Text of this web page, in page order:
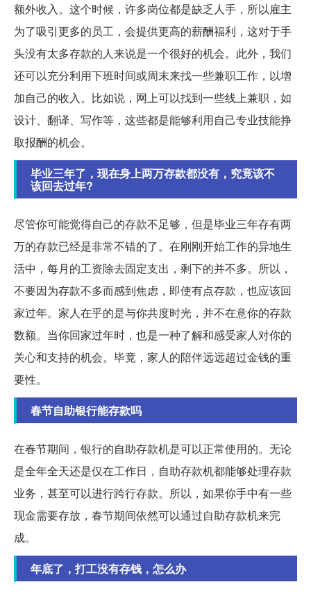
额外收入。这个时候，许多岗位都是缺乏人手，所以雇主
为了吸引更多的员工，会提供更高的薪酬福利，这对于手
头没有太多存款的人来说是一个很好的机会。此外，我们
还可以充分利用下班时间或周末来找一些兼职工作，以增
加自己的收入。比如说，网上可以找到一些线上兼职，如
设计、翻译、写作等，这些都是能够利用自己专业技能挣
取报酬的机会。
毕业三年了，现在身上两万存款都没有，究竟该不
该回去过年?
尽管你可能觉得自己的存款不足够，但是毕业三年存有两
万的存款已经是非常不错的了。在刚刚开始工作的异地生
活中，每月的工资除去固定支出，剩下的并不多。所以，
不要因为存款不多而感到焦虑，即使有点存款，也应该回
家过年。家人在乎的是与你共度时光，并不在意你的存款
数额。当你回家过年时，也是一种了解和感受家人对你的
关心和支持的机会。毕竟，家人的陪伴远远超过金钱的重
要性。
春节自助银行能存款吗
在春节期间，银行的自助存款机是可以正常使用的。无论
是全年全天还是仅在工作日，自助存款机都能够处理存款
业务，甚至可以进行跨行存款。所以，如果你手中有一些
现金需要存放，春节期间依然可以通过自助存款机来完
成。
年底了，打工没有存钱，怎么办